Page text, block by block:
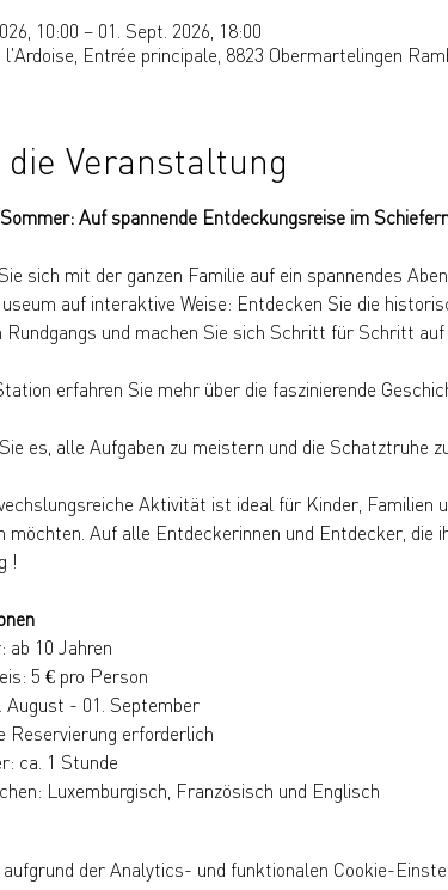
10:00 – 01. Sept. 2026, 18:00
l'Ardoise, Entrée principale, 8823 Obermartelingen
die Veranstaltung
Auf spannende Entdeckungsreise im
sich mit der ganzen Familie auf ein spannendes
auf interaktive Weise: Entdecken Sie die
Rundgangs und machen Sie sich Schritt für Schritt
erfahren Sie mehr über die faszinierende
es, alle Aufgaben zu meistern und die Schatztruhe
Aktivität ist ideal für Kinder, Familien
möchten. Auf alle Entdeckerinnen und Entdecker, die
!
ab 10 Jahren
5 € pro Person
August - 01. September
Reservierung erforderlich
ca. 1 Stunde
Luxemburgisch, Französisch und Englisch
aufgrund der Analytics- und funktionalen Cookie-